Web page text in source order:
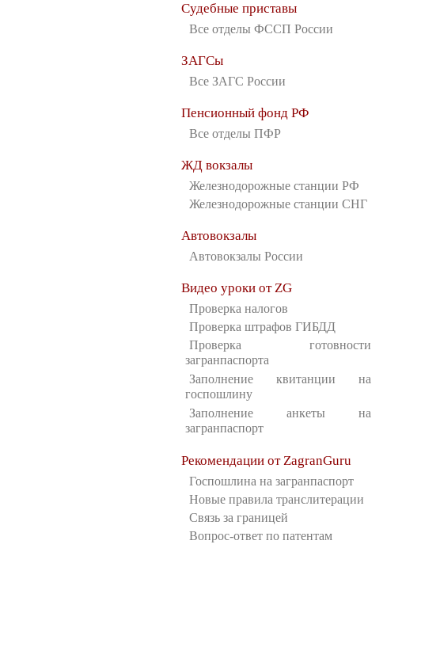
Судебные приставы
Все отделы ФССП России
ЗАГСы
Все ЗАГС России
Пенсионный фонд РФ
Все отделы ПФР
ЖД вокзалы
Железнодорожные станции РФ
Железнодорожные станции СНГ
Автовокзалы
Автовокзалы России
Видео уроки от ZG
Проверка налогов
Проверка штрафов ГИБДД
Проверка готовности
загранпаспорта
Заполнение квитанции на
госпошлину
Заполнение анкеты на
загранпаспорт
Рекомендации от ZagranGuru
Госпошлина на загранпаспорт
Новые правила транслитерации
Связь за границей
Вопрос-ответ по патентам